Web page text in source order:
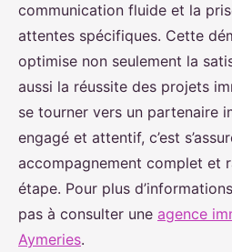
communication fluide et la
attentes spécifiques. Cette
optimise non seulement la
aussi la réussite des projets
se tourner vers un partenaire
engagé et attentif, c’est
accompagnement complet et
étape. Pour plus
pas à consulter une agence
Aymeries.